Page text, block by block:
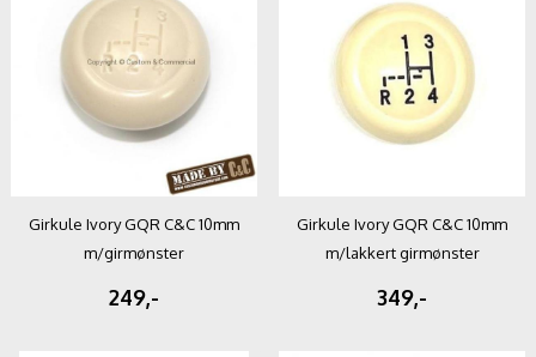
Girkule Ivory GQR C&C 10mm
m/girmønster
249,-
Girkule Ivory GQR C&C 10mm
m/lakkert girmønster
349,-